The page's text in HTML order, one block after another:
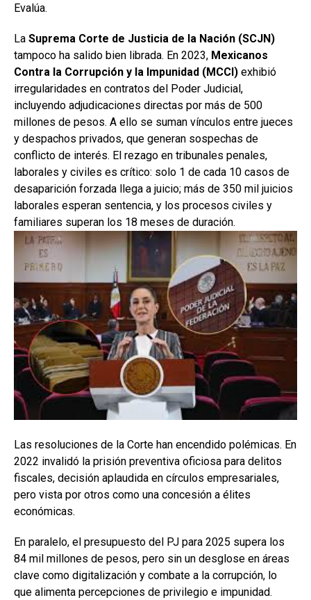
Evalúa.
La Suprema Corte de Justicia de la Nación (SCJN)
tampoco ha salido bien librada. En 2023, Mexicanos
Contra la Corrupción y la Impunidad (MCCI) exhibió
irregularidades en contratos del Poder Judicial,
incluyendo adjudicaciones directas por más de 500
millones de pesos. A ello se suman vínculos entre jueces
y despachos privados, que generan sospechas de
conflicto de interés. El rezago en tribunales penales,
laborales y civiles es crítico: solo 1 de cada 10 casos de
desaparición forzada llega a juicio; más de 350 mil juicios
laborales esperan sentencia, y los procesos civiles y
familiares superan los 18 meses de duración.
Las resoluciones de la Corte han encendido polémicas. En
2022 invalidó la prisión preventiva oficiosa para delitos
fiscales, decisión aplaudida en círculos empresariales,
pero vista por otros como una concesión a élites
económicas.
En paralelo, el presupuesto del PJ para 2025 supera los
84 mil millones de pesos, pero sin un desglose en áreas
clave como digitalización y combate a la corrupción, lo
que alimenta percepciones de privilegio e impunidad.